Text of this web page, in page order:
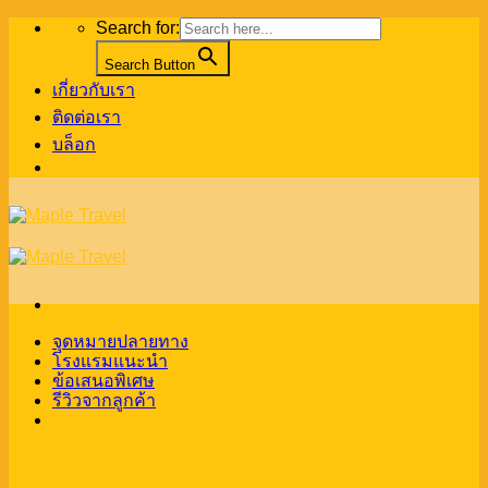
Skip
Search for:
Search Button
เกี่ยวกับเรา
ติดต่อเรา
บล็อก
จุดหมายปลายทาง
โรงแรมแนะนำ
ข้อเสนอพิเศษ
รีวิวจากลูกค้า